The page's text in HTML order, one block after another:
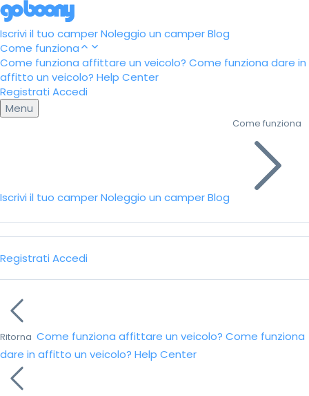
Iscrivi il tuo camperNoleggio un camperBlog
Come funziona
Come funziona affittare un veicolo? Come funziona dare in
affitto un veicolo? Help Center
Registrati Accedi
Menu
Iscrivi il tuo camperNoleggio un camperBlog
Come funziona
Registrati Accedi
Ritorna Come funziona affittare un veicolo? Come funziona
dare in affitto un veicolo? Help Center